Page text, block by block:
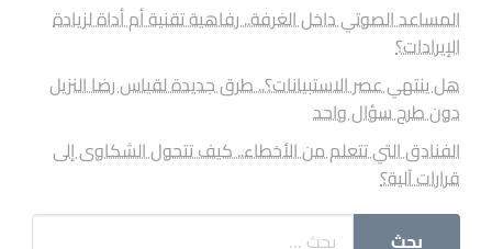
المساعد الصوتي داخل الغرفة.. رفاهية تقنية أم أداة لزيادة
الإيرادات؟
هل ينتهي عصر الاستبيانات؟.. طرق جديدة لقياس رضا النزيل
دون طرح سؤال واحد
الفنادق التي تتعلم من الأخطاء.. كيف تتحول الشكاوى إلى
قرارات آلية؟